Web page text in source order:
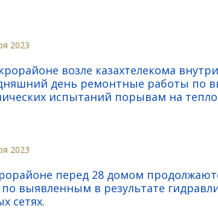
2023
возле казахтелекома
день ремонтные работы по
испытаний порывам на
2023
перед 28 домом
выявленным в результате
сетях.